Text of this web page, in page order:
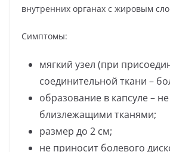
внутренних органах с жировым
Симптомы:
мягкий узел (при
соединительной ткани –
образование в капсуле –
близлежащими тканями;
размер до 2 см;
не приносит болевого